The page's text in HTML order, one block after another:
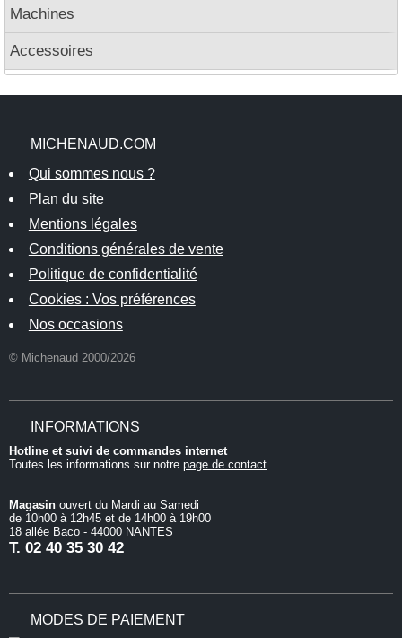
Machines
Accessoires
MICHENAUD.COM
Qui sommes nous ?
Plan du site
Mentions légales
Conditions générales de vente
Politique de confidentialité
Cookies : Vos préférences
Nos occasions
© Michenaud 2000/2026
INFORMATIONS
Hotline et suivi de commandes internet
Toutes les informations sur notre page de contact
Magasin ouvert du Mardi au Samedi
de 10h00 à 12h45 et de 14h00 à 19h00
18 allée Baco - 44000 NANTES
T. 02 40 35 30 42
MODES DE PAIEMENT